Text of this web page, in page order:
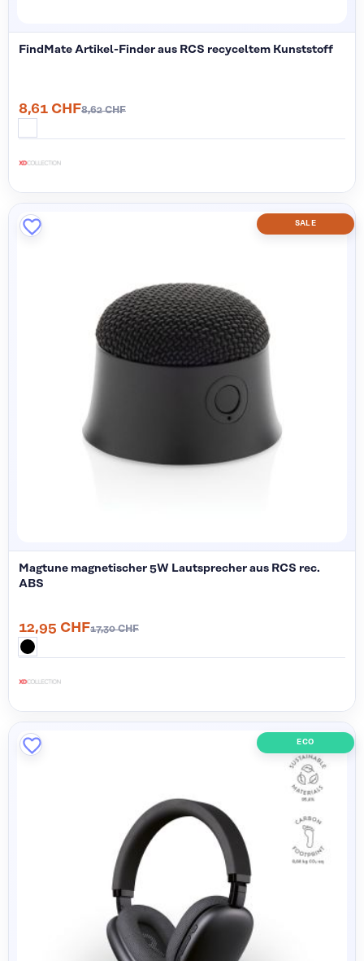
FindMate Artikel-Finder aus RCS recyceltem Kunststoff
8,61 CHF8,62 CHF
SALE
Magtune magnetischer 5W Lautsprecher aus RCS rec.
ABS
12,95 CHF17,30 CHF
ECO